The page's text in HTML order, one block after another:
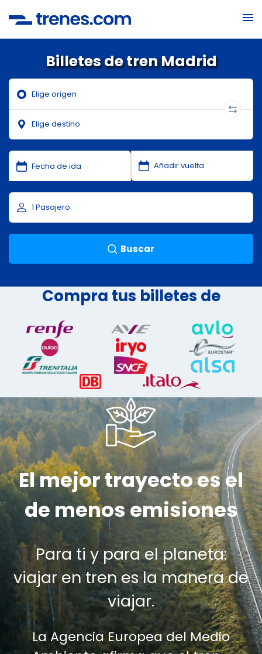
Billetes de tren Madrid
Buscar
Compra tus billetes de
El mejor trayecto es el
de menos emisiones
Para ti y para el planeta:
viajar en tren es la manera de
viajar.
La Agencia Europea del Medio